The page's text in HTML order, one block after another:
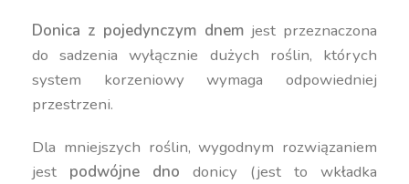
Donica z pojedynczym dnemjest przeznaczona
do sadzenia wyłącznie dużych roślin, których
system korzeniowy wymaga odpowiedniej
przestrzeni.
Dla mniejszych roślin, wygodnym rozwiązaniem
jest podwójne dno donicy (jest to wkładka